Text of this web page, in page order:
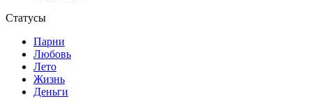
Статусы
Парни
Любовь
Лето
Жизнь
Деньги